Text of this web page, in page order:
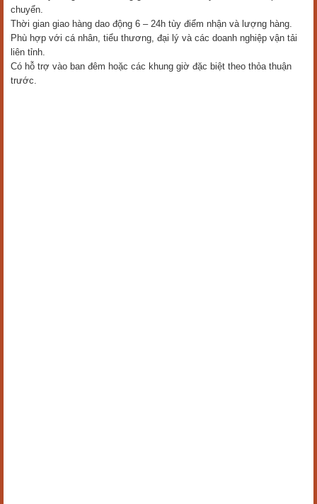
chuyển.
Thời gian giao hàng dao động 6 – 24h tùy điểm nhận và lượng hàng.
Phù hợp với cá nhân, tiểu thương, đại lý và các doanh nghiệp vận tải
liên tỉnh.
Có hỗ trợ vào ban đêm hoặc các khung giờ đặc biệt theo thỏa thuận
trước.